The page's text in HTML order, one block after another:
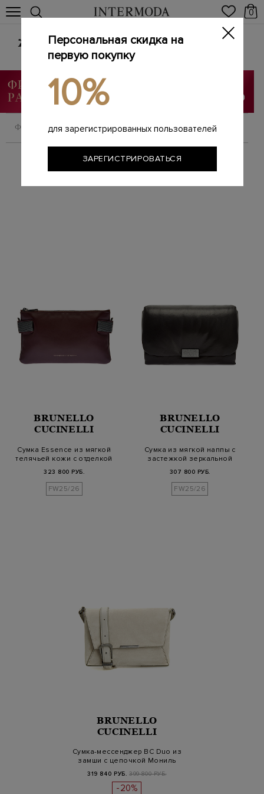
0
Женские сумки из натуральной кожи
Главная / Женщинам
ФИЛЬТРОВАТЬ СОРТИРОВАТЬ
BRUNELLO
CUCINELLI
Сумка Essence из мягкой
телячьей кожи с отделкой
323 800 РУБ.
FW25/26
BRUNELLO
CUCINELLI
Сумка из мягкой наппы с
застежкой зеркальной
307 800 РУБ.
FW25/26
BRUNELLO
CUCINELLI
Сумка-мессенджер BC Duo из
замши с цепочкой Мониль
319 840 РУБ. 399 800 РУБ.
-20%
Персональная скидка на
первую покупку
10%
для зарегистрированных пользователей
ЗАРЕГИСТРИРОВАТЬСЯ